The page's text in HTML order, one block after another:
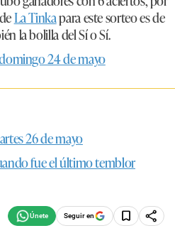
La Tinkapara este sorteo es de
la bolilla del Sí o Sí.
24 de mayo
26 de mayo
fue el último temblor
Seguir en